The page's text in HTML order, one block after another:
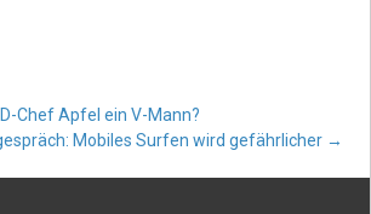
Chef Apfel ein V-Mann?
Mobiles Surfen wird gefährlicher →